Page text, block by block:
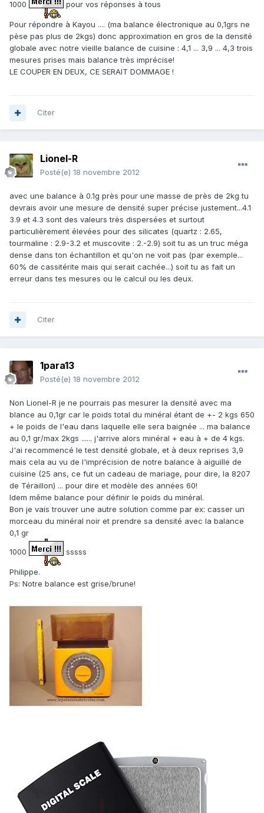
1000 pour vos réponses à tous
Pour répondre à Kayou .... (ma balance électronique au 0,1grs ne
pèse pas plus de 2kgs) donc approximation en gros de la densité
globale avec notre vieille balance de cuisine : 4,1 ... 3,9 ... 4,3 trois
mesures prises mais balance très imprécise!
LE COUPER EN DEUX, CE SERAIT DOMMAGE !
Citer
Lionel-R
Posté(e) 18 novembre 2012
avec une balance à 0.1g près pour une masse de près de 2kg tu
devrais avoir une mesure de densité super précise justement...4.1
3.9 et 4.3 sont des valeurs très dispersées et surtout
particulièrement élevées pour des silicates (quartz : 2.65,
tourmaline : 2.9-3.2 et muscovite : 2.-2.9) soit tu as un truc méga
dense dans ton échantillon et qu'on ne voit pas (par exemple...
60% de cassitérite mais qui serait cachée...) soit tu as fait un
erreur dans tes mesures ou le calcul ou les deux.
Citer
1para13
Posté(e) 18 novembre 2012
Non Lionel-R je ne pourrais pas mesurer la densité avec ma
blance au 0,1gr car le poids total du minéral étant de +- 2 kgs 650
+ le poids de l'eau dans laquelle elle sera baignée ... ma balance
au 0,1 gr/max 2kgs ...... j'arrive alors minéral + eau à + de 4 kgs.
J'ai recommencé le test densité globale, et à deux reprises 3,9
mais cela au vu de l'imprécision de notre balance à aiguille de
cuisine (25 ans, ce fut un cadeau de mariage, pour dire, la 8207
de Téraillon) ... pour dire et modèle des années 60!
Idem même balance pour définir le poids du minéral.
Bon je vais trouver une autre solution comme par ex: casser un
morceau du minéral noir et prendre sa densité avec la balance
0,1 gr
1000
sssss
Philippe.
Ps: Notre balance est grise/brune!